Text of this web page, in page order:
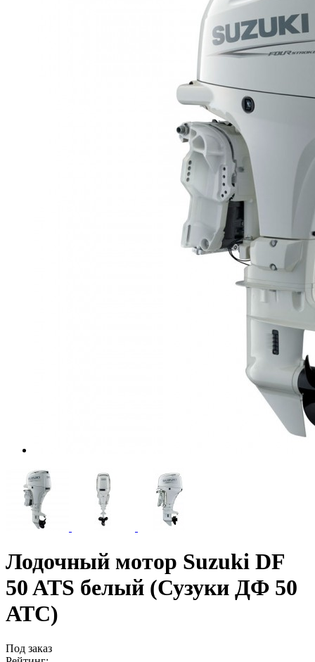
Лодочный мотор Suzuki DF
50 ATS белый (Сузуки ДФ 50
АТС)
Под заказ